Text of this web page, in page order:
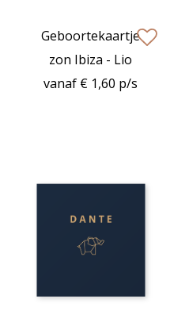
Geboortekaartje
zon Ibiza - Lio
vanaf € 1,60 p/s